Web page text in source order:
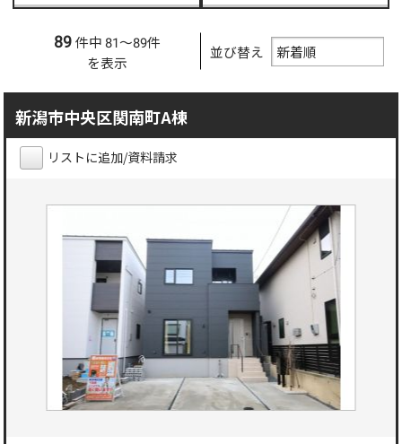
89件中 81～89件
を表示
並び替え
新潟市中央区関南町A棟
リストに追加/資料請求